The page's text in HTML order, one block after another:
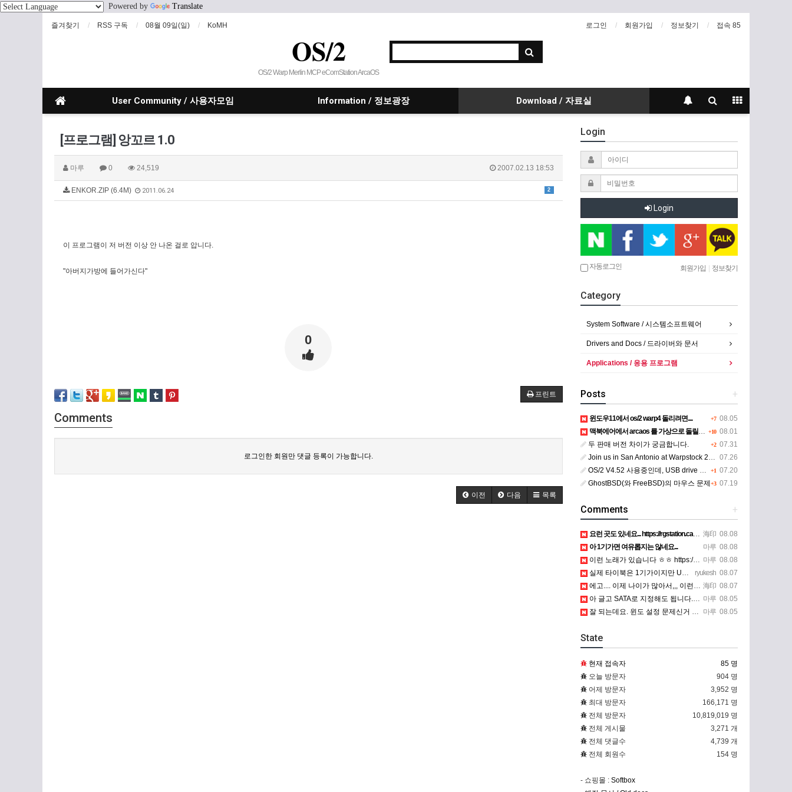
Powered by Translate
즐겨찾기 RSS 구독 08월 09일(일) KoMH 로그인 회원가입 정보찾기 접속 85
OS/2
OS/2 Warp Merlin MCP eComStation ArcaOS
User Community / 사용자모임 Information / 정보광장 Download / 자료실
[프로그램] 앙꼬르 1.0
마루 0 24,519 2007.02.13 18:53
2
ENKOR.ZIP (6.4M) 2011.06.24
이 프로그램이 저 버전 이상 안 나온 걸로 압니다.
"아버지가방에 들어가신다"
0
프린트
Comments
로그인한 회원만 댓글 등록이 가능합니다.
이전 다음 목록
Login
Login
자동로그인 회원가입 | 정보찾기
Category
System Software / 시스템소프트웨어
Drivers and Docs / 드라이버와 문서
Applications / 응용 프로그램
+
Posts
+7 08.05
윈도우11에서 os/2 warp4 돌리려면....
+10 08.01
맥북에어에서 arcaos 를 가상으로 돌릴려면 어떻게 해야 하는 지요?
+2 07.31
두 판매 버전 차이가 궁금합니다.
07.26
Join us in San Antonio at Warpstock 2026
+1 07.20
OS/2 V4.52 사용중인데, USB drive 사용 가능한지요?
+3 07.19
GhostBSD(와 FreeBSD)의 마우스 문제
+
Comments
海印 08.08
요런 곳도 있네요... https://rgstation.cafe24.com/course_tip/306500
마루 08.08
아 1기가면 여유롭지는 않네요...
마루 08.08
이런 노래가 있습니다 ㅎㅎ https://www.7-star.net/bbs/board.php?bo_table…
ryukesh 08.07
실제 타이북은 1기가이지만 UTM 설정에선 768mb 입니다. 1기가나 그 보다 넘게 설정하면 UTM 에뮬레…
海印 08.07
에고.... 이제 나이가 많아서,,, 이런 가상pc에 설치해보는 것도 귀찮군요.. ㅎㅎ 날씨도 덥고.....…
마루 08.05
아 글고 SATA로 지정해도 됩니다. 저 글 진짜 이상하네요. 옛날꺼 퍼와서 그런거 같은데요.
마루 08.05
잘 되는데요. 윈도 설정 문제신거 같은데. 크롬 브라우저나 파폭으로 해 보세요
State
현재 접속자
85 명
오늘 방문자
904 명
어제 방문자
3,952 명
최대 방문자
166,171 명
전체 방문자
10,819,019 명
전체 게시물
3,271 개
전체 댓글수
4,739 개
전체 회원수
154 명
- 쇼핑몰 : Softbox